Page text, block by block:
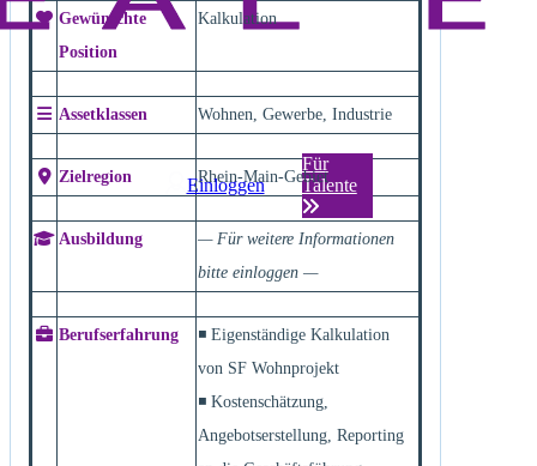
Einloggen
Für
Talente
Gewünschte
Position
Kalkulation
Assetklassen Wohnen, Gewerbe, Industrie
Zielregion Rhein-Main-Gebiet
Ausbildung
— Für weitere Informationen
bitte einloggen —
Berufserfahrung
◾ Eigenständige Kalkulation
von SF Wohnprojekt
◾ Kostenschätzung,
Angebotserstellung, Reporting